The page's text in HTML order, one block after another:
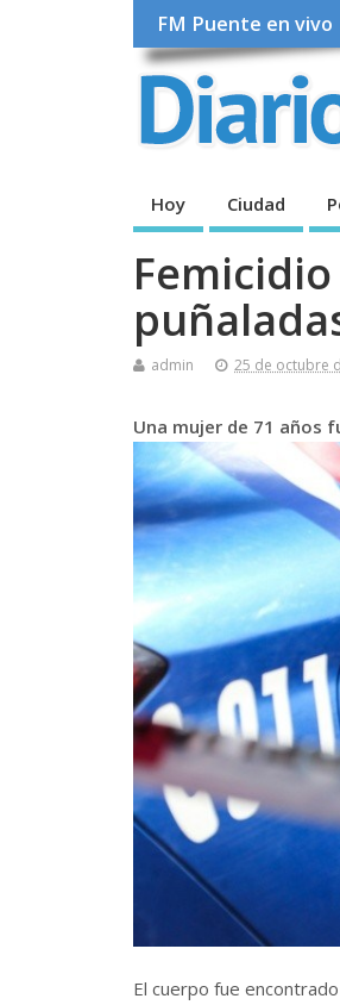
FM Puente en vivo
Hoy Ciudad
admin 25 de octubre
Una mujer de 71 años
El cuerpo fue